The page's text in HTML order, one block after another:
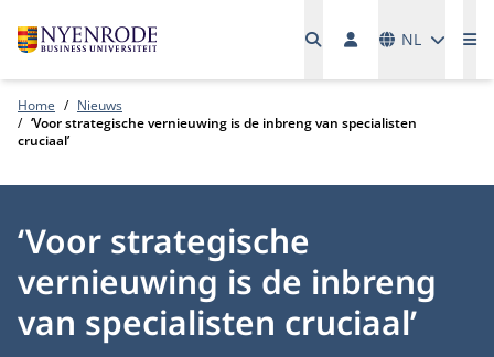
NL
Home
Nieuws
‘Voor strategische vernieuwing is de inbreng van specialisten
cruciaal’
‘Voor strategische
vernieuwing is de inbreng
van specialisten cruciaal’